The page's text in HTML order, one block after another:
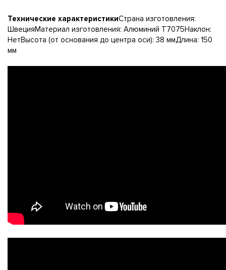
Технические характеристикиСтрана изготовления:
ШвецияМатериал изготовления: Алюминий Т7075Наклон:
НетВысота (от основания до центра оси): 38 ммДлина: 150
мм